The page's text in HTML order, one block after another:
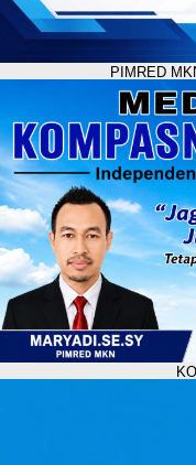
PIMRED